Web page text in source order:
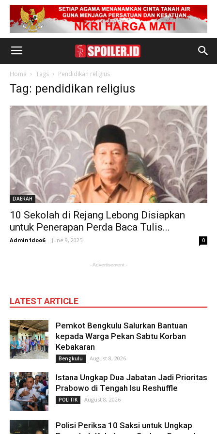
Home Tags Pendidikan religius
Tag: pendidikan religius
DAERAH
10 Sekolah di Rejang Lebong Disiapkan
untuk Penerapan Perda Baca Tulis...
Admin1doo6 - June 9, 2025 0
- Advertisement -
LATEST ARTICLE
Pemkot Bengkulu Salurkan Bantuan
kepada Warga Pekan Sabtu Korban
Kebakaran
Bengkulu August 8, 2026
Istana Ungkap Dua Jabatan Jadi Prioritas
Prabowo di Tengah Isu Reshuffle
POLITIK August 8, 2026
Polisi Periksa 10 Saksi untuk Ungkap